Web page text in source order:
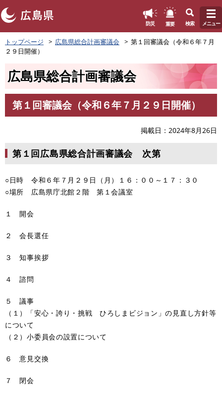
ペ
ー
ジ
。
防災 重要 検索 メニュー
トップページ 広島県総合計画審議会
第１回審議会（令和６年７月
２９日開催）
広島県総合計画審議会
文
第１回審議会（令和６年７月２９日開催）
掲載日 2024年8月26日
第１回広島県総合計画審議会 次第
○日時 令和６年７月２９日（月）１６：００～１７：３０
○場所 広島県庁北館２階 第１会議室
１ 開会
２ 会長選任
３ 知事挨拶
４ 諮問
５ 議事
（１）「安心・誇り・挑戦 ひろしまビジョン」の見直し方針等
について
（２）小委員会の設置について
６ 意見交換
７ 閉会